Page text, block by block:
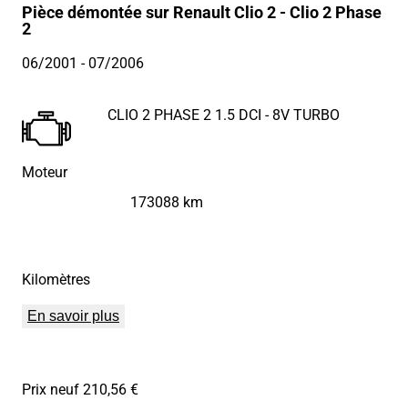
Pièce démontée sur Renault Clio 2 - Clio 2 Phase
2
06/2001 - 07/2006
Moteur
CLIO 2 PHASE 2 1.5 DCI - 8V TURBO
Kilomètres
173088 km
En savoir plus
Prix neuf 210,56 €